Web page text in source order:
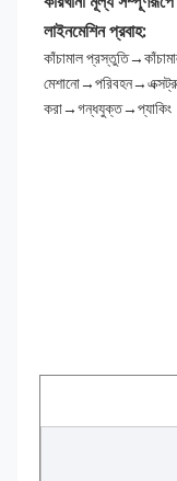
লাইনমেশিন প্রবাহ:
কাঁচামাল
করা→গন্ধযুক্ত→প্যাকিং